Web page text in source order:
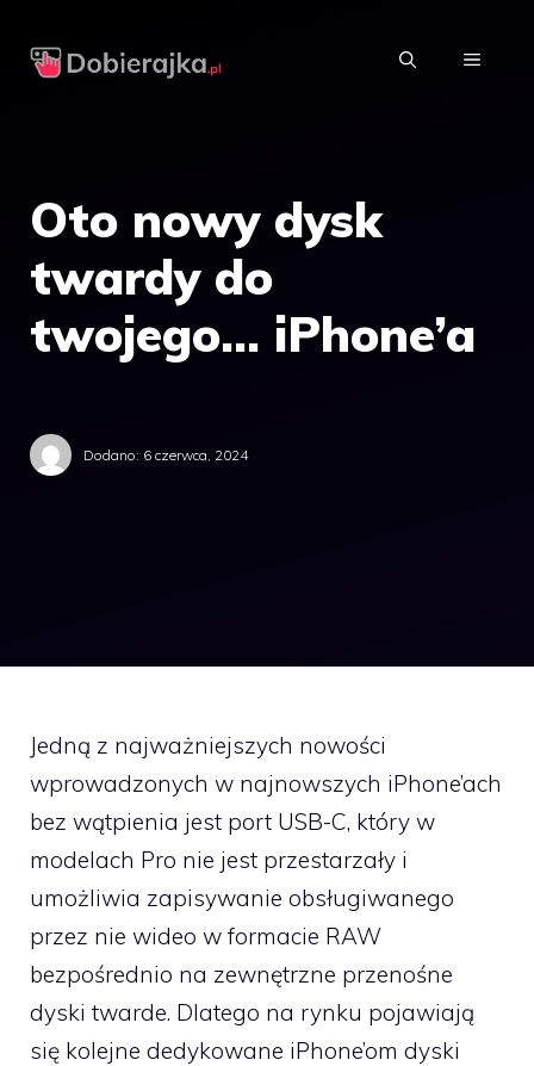
MENU
Oto nowy dysk
twardy do
twojego… iPhone’a
Dodano: 6 czerwca, 2024
Jedną z najważniejszych nowości
wprowadzonych w najnowszych iPhone’ach
bez wątpienia jest port USB-C, który w
modelach Pro nie jest przestarzały i
umożliwia zapisywanie obsługiwanego
przez nie wideo w formacie RAW
bezpośrednio na zewnętrzne przenośne
dyski twarde. Dlatego na rynku pojawiają
się kolejne dedykowane iPhone’om dyski